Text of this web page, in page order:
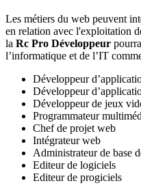
Les métiers du web peuvent
en relation avec l'exploitation
la Rc Pro Développeur
l’informatique et de l’IT
Développeur
Développeur
Développeur de jeux
Programmateur
Chef de projet web
Intégrateur web
Administrateur de base
Editeur de logiciels
Editeur de progiciels